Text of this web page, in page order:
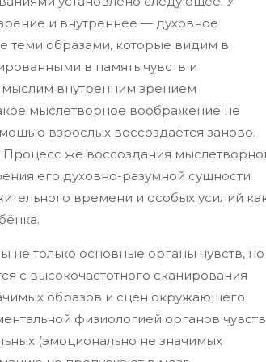
и внутреннее — духовное
теми образами, которые видим в
в память чувств и
мыслим внутренним зрением
мыслетворное воображение не
взрослых воссоздаётся заново.
Процесс же воссоздания
его духовно-разумной сущности
времени и особых усилий
не только основные органы чувств, но
с высокочастотного сканирования
образов и сцен окружающего
физиологией органов чувств
(эмоционально не значимых